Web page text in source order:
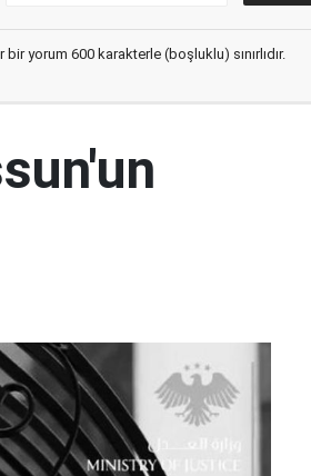
yorum 600 karakterle (boşluklu) sınırlıdır.